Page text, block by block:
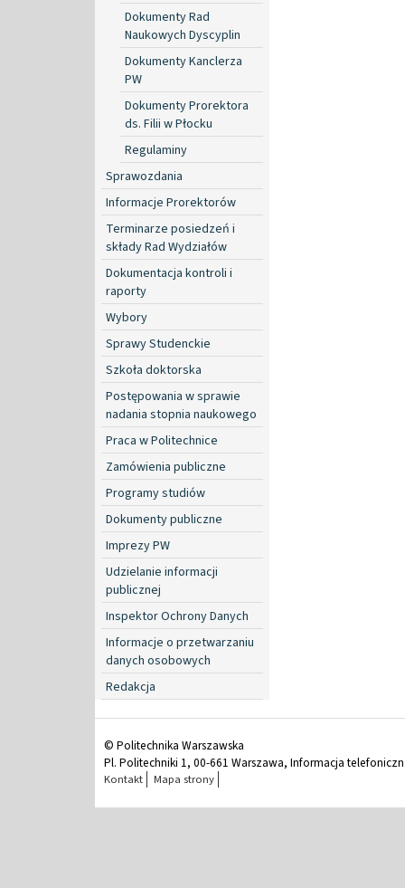
Dokumenty Rad
Naukowych Dyscyplin
Dokumenty Kanclerza
PW
Dokumenty Prorektora
ds. Filii w Płocku
Regulaminy
Sprawozdania
Informacje Prorektorów
Terminarze posiedzeń i
składy Rad Wydziałów
Dokumentacja kontroli i
raporty
Wybory
Sprawy Studenckie
Szkoła doktorska
Postępowania w sprawie
nadania stopnia naukowego
Praca w Politechnice
Zamówienia publiczne
Programy studiów
Dokumenty publiczne
Imprezy PW
Udzielanie informacji
publicznej
Inspektor Ochrony Danych
Informacje o przetwarzaniu
danych osobowych
Redakcja
© Politechnika Warszawska
Pl. Politechniki 1, 00-661 Warszawa, Informacja
Kontakt Mapa strony